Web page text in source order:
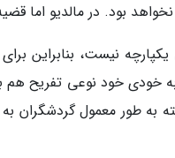
بود. در مالدیو اما
نیست، بنابراین
به خودی خود نوعی تفریح
به طور معمول گردشگران